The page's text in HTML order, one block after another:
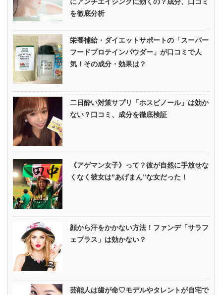
にアンチエイジングに効くの？成分、口コミ
を徹底分析
栄養補給・ダイエットサポートの「スーパー
フードプロテインパウダー」が口コミで人
気！その成分・効果は？
二日酔い対策サプリ「ホスピノール」は効か
ない？口コミ、成分を徹底検証
《アゲマン女子》って？彼が自然に手放せな
くなく彼女は”あげまん”な女だった！
顔から汗をかかない方法！ファンデ「サラフ
ェプラス」は効かない？
芸能人は歯が命♡モデルやタレントが自宅で